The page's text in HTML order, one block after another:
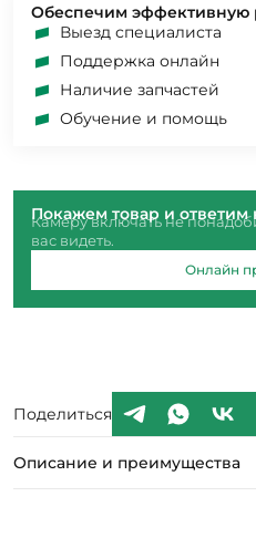
Обеспечим эффективную
Выезд специалиста
Поддержка онлайн
Наличие запчастей
Обучение и помощь
Покажем товар и ответим
Камеру включать не
вас видеть.
Онлайн
Поделиться
Описание и преимущества